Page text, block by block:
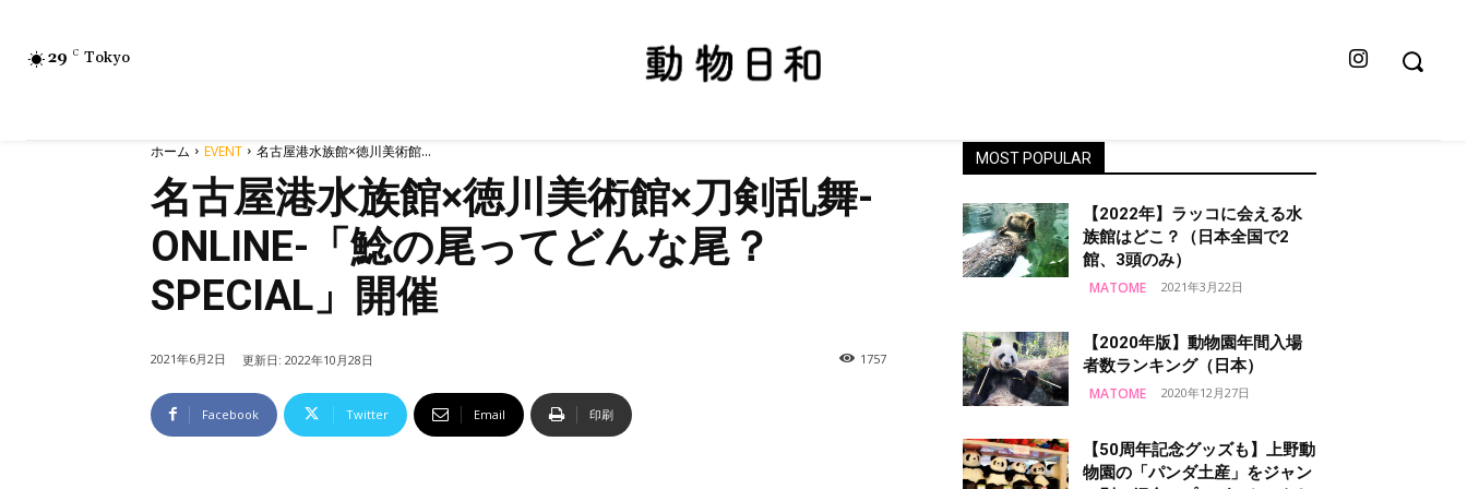
29 C Tokyo
ホーム EVENT 名古屋港水族館×徳川美術館...
名古屋港水族館×徳川美術館×刀剣乱舞-
ONLINE-「鯰の尾ってどんな尾？
SPECIAL」開催
2021年6月2日 更新日: 2022年10月28日 1757
Facebook Twitter Email 印刷
MOST POPULAR
【2022年】ラッコに会える水
族館はどこ？（日本全国で2
館、3頭のみ）
MATOME 2021年3月22日
【2020年版】動物園年間入場
者数ランキング（日本）
MATOME 2020年12月27日
【50周年記念グッズも】上野動
物園の「パンダ土産」をジャン